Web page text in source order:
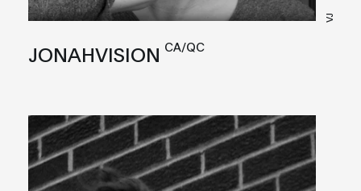
VJ
JONAHVISION CA/QC